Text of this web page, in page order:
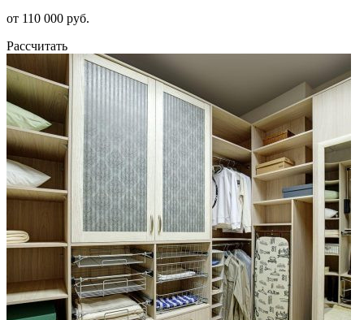
от 110 000 руб.
Рассчитать